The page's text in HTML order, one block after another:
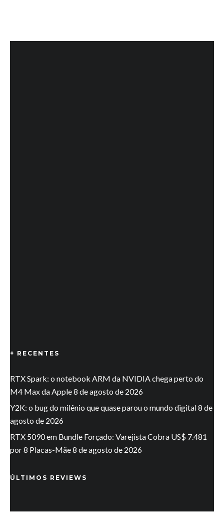
+ RECENTES
RTX Spark: o notebook ARM da NVIDIA chega perto do
M4 Max da Apple8 de agosto de 2026
Y2K: o bug do milênio que quase parou o mundo digital8 de
agosto de 2026
RTX 5090 em Bundle Forçado: Varejista Cobra US$ 7.481
por 8 Placas-Mãe8 de agosto de 2026
ÚLTIMOS REVIEWS